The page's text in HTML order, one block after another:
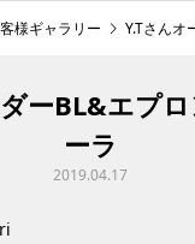
様ギャラリー Y.Tさんオーダ
ーBL&エプ
ーラ
2019.04.17